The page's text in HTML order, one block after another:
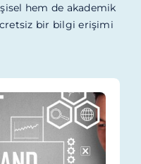
hem de akademik
bir bilgi erişimi